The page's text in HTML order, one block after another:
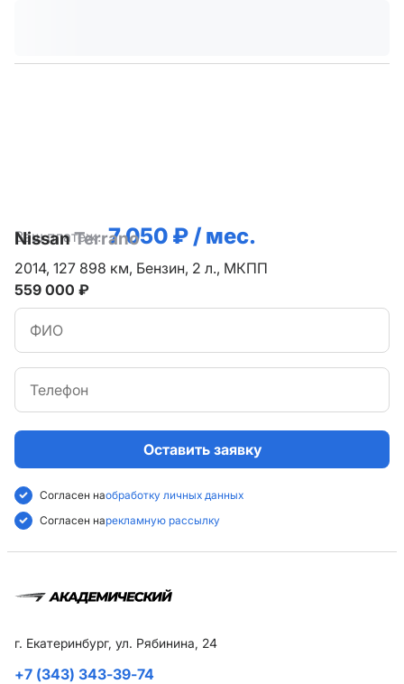
Ваш платеж: 7 050 ₽ / мес.
Оставить заявку
Согласен наобработку личных данных
Согласен нарекламную рассылку
NissanTerrano
2014, 127 898 км, Бензин, 2 л., МКПП
559 000 ₽
г. Екатеринбург, ул. Рябинина, 24
+7 (343) 343-39-74